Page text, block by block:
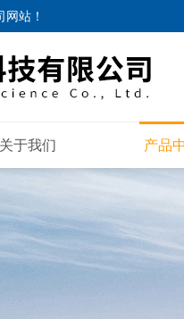
网站 ！
关于我们 产品